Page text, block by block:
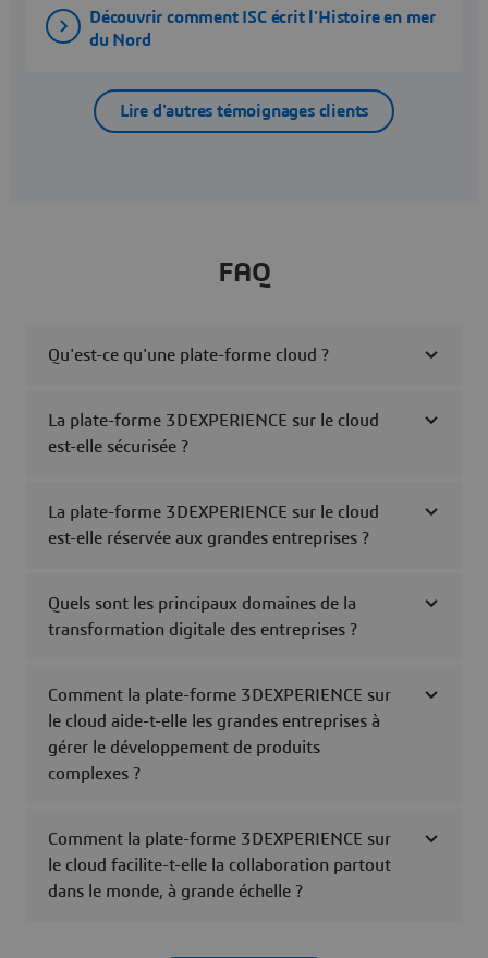
Découvrir comment ISC écrit l'Histoire en mer
du Nord
Lire d'autres témoignages clients
FAQ
Qu'est-ce qu'une plate-forme cloud ?
La plate-forme 3DEXPERIENCE sur le cloud
est-elle sécurisée ?
La plate-forme 3DEXPERIENCE sur le cloud
est-elle réservée aux grandes entreprises ?
Quels sont les principaux domaines de la
transformation digitale des entreprises ?
Comment la plate-forme 3DEXPERIENCE sur
le cloud aide-t-elle les grandes entreprises à
gérer le développement de produits
complexes ?
Comment la plate-forme 3DEXPERIENCE sur
le cloud facilite-t-elle la collaboration partout
dans le monde, à grande échelle ?